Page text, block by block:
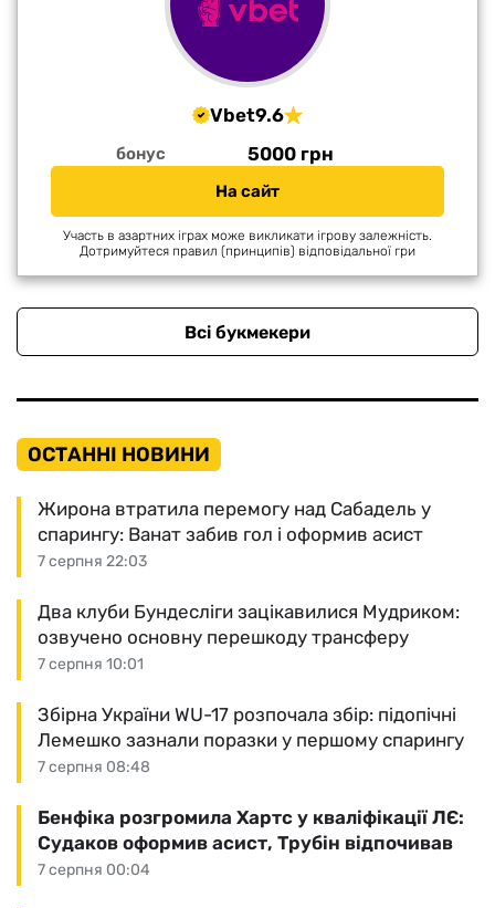
Vbet9.6
бонус 5000 грн
На сайт
Участь в азартних іграх може викликати ігрову залежність.
Дотримуйтеся правил (принципів) відповідальної гри
Всі букмекери
ОСТАННІ НОВИНИ
7 серпня 22:03
Жирона втратила перемогу над Сабадель у
спарингу: Ванат забив гол і оформив асист
7 серпня 10:01
Два клуби Бундесліги зацікавилися Мудриком:
озвучено основну перешкоду трансферу
7 серпня 08:48
Збірна України WU-17 розпочала збір: підопічні
Лемешко зазнали поразки у першому спарингу
7 серпня 00:04
Бенфіка розгромила Хартс у кваліфікації ЛЄ:
Судаков оформив асист, Трубін відпочивав